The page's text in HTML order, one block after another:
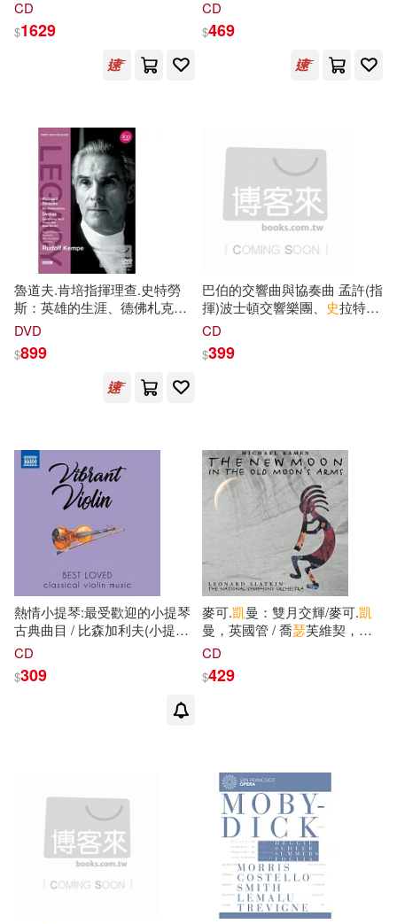
德意志交響樂團,柏林國立歌劇
院樂團…等眾星(Rudolf
Schock in five Italian operas -
Symphonie-Orchester
Berlin,Orchester der
Staatsoper Berlin…Various
Artists)
CD
$1629
Tribute to Michael Jackson)
CD
$469
魯道夫.肯培指揮理查.史特勞
斯：英雄的生涯、德佛札克：
第九號交響曲「新世界」/ 肯培
BBC交響樂團 DVD(Rudolf
Kempe Conducts Strauss and
Dvorak/ Kempe, Royal
DVD
$899
巴伯的交響曲與協奏曲 孟許(指
揮)波士頓交響樂團、 史拉特金
(指揮)聖路易交響樂團；布朗
利斯/大提琴
CD
$399
熱情小提琴:最受歡迎的小提琴
古典曲目 / 比森加利夫(小提
琴),漢斯里普(小提琴),揚多(鋼
(小提琴),恩格斯特(指揮),甘
(指揮)伯恩茅斯交響樂團,
愛樂室內樂團(Vibrant
Istropolitana)
CD
$309
麥可.凱曼：雙月交輝/麥可.凱
曼，英國管 / 喬瑟芙維契，小
提琴/史特拉金 指揮 國家交響
Kamen: The New Moon in the
CD
$429